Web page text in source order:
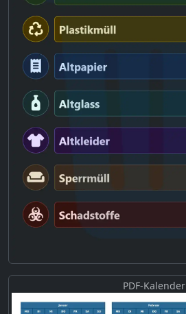
PDF-Kalender